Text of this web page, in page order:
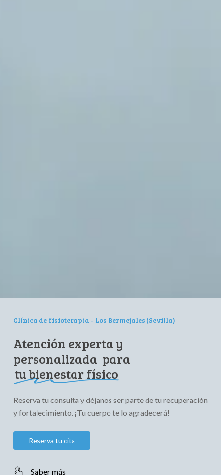
Clínica de fisioterapia - Los Bermejales (Sevilla)
Atención experta y
personalizada para
tu bienestar físico
Reserva tu consulta y déjanos ser parte de tu recuperación
y fortalecimiento. ¡Tu cuerpo te lo agradecerá!
Reserva tu cita
Saber más